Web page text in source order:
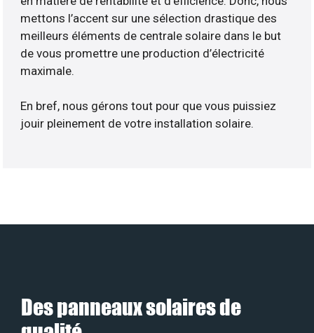
mettons l’accent sur une sélection drastique des
meilleurs éléments de centrale solaire dans le but
de vous promettre une production d’électricité
maximale.
En bref, nous gérons tout pour que vous puissiez
jouir pleinement de votre installation solaire.
Des panneaux solaires de